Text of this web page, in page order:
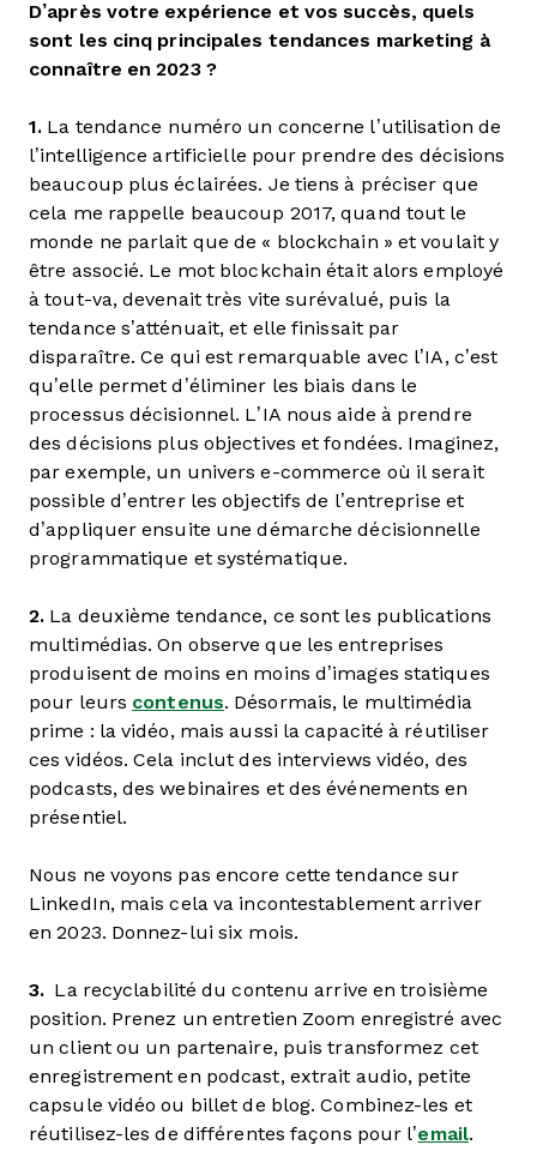
D’après votre expérience et vos succès, quels
sont les cinq principales tendances marketing à
connaître en 2023 ?
1. La tendance numéro un concerne l’utilisation de
l’intelligence artificielle pour prendre des décisions
beaucoup plus éclairées. Je tiens à préciser que
cela me rappelle beaucoup 2017, quand tout le
monde ne parlait que de « blockchain » et voulait y
être associé. Le mot blockchain était alors employé
à tout-va, devenait très vite surévalué, puis la
tendance s’atténuait, et elle finissait par
disparaître. Ce qui est remarquable avec l’IA, c’est
qu’elle permet d’éliminer les biais dans le
processus décisionnel. L’IA nous aide à prendre
des décisions plus objectives et fondées. Imaginez,
par exemple, un univers e-commerce où il serait
possible d’entrer les objectifs de l’entreprise et
d’appliquer ensuite une démarche décisionnelle
programmatique et systématique.
2. La deuxième tendance, ce sont les publications
multimédias. On observe que les entreprises
produisent de moins en moins d’images statiques
pour leurs contenus. Désormais, le multimédia
prime : la vidéo, mais aussi la capacité à réutiliser
ces vidéos. Cela inclut des interviews vidéo, des
podcasts, des webinaires et des événements en
présentiel.
Nous ne voyons pas encore cette tendance sur
LinkedIn, mais cela va incontestablement arriver
en 2023. Donnez-lui six mois.
3. La recyclabilité du contenu arrive en troisième
position. Prenez un entretien Zoom enregistré avec
un client ou un partenaire, puis transformez cet
enregistrement en podcast, extrait audio, petite
capsule vidéo ou billet de blog. Combinez-les et
réutilisez-les de différentes façons pour l’email.